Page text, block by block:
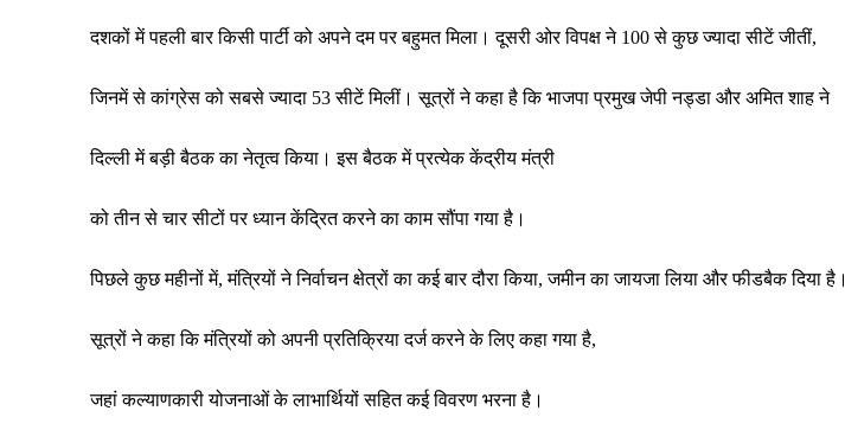
दशकों में पहली बार किसी पार्टी को अपने दम पर बहुमत मिला। दूसरी ओर विपक्ष ने 100 से कुछ ज्यादा सीटें जीतीं,
जिनमें से कांग्रेस को सबसे ज्यादा 53 सीटें मिलीं। सूत्रों ने कहा है कि भाजपा प्रमुख जेपी नड्डा और अमित शाह ने
दिल्ली में बड़ी बैठक का नेतृत्व किया। इस बैठक में प्रत्येक केंद्रीय मंत्री
को तीन से चार सीटों पर ध्यान केंद्रित करने का काम सौंपा गया है।
पिछले कुछ महीनों में, मंत्रियों ने निर्वाचन क्षेत्रों का कई बार दौरा किया, जमीन का जायजा लिया और फीडबैक दिया है।
सूत्रों ने कहा कि मंत्रियों को अपनी प्रतिक्रिया दर्ज करने के लिए कहा गया है,
जहां कल्याणकारी योजनाओं के लाभार्थियों सहित कई विवरण भरना है।